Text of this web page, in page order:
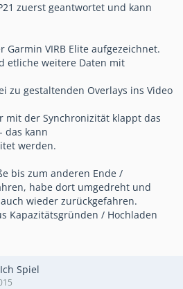
zuerst geantwortet und kann
Garmin VIRB Elite aufgezeichnet.
etliche weitere Daten mit
zu gestaltenden Overlays ins Video
mit der Synchronizität klappt das
das kann
werden.
bis zum anderen Ende /
habe dort umgedreht und
wieder zurückgefahren.
Kapazitätsgründen / Hochladen
Spiel